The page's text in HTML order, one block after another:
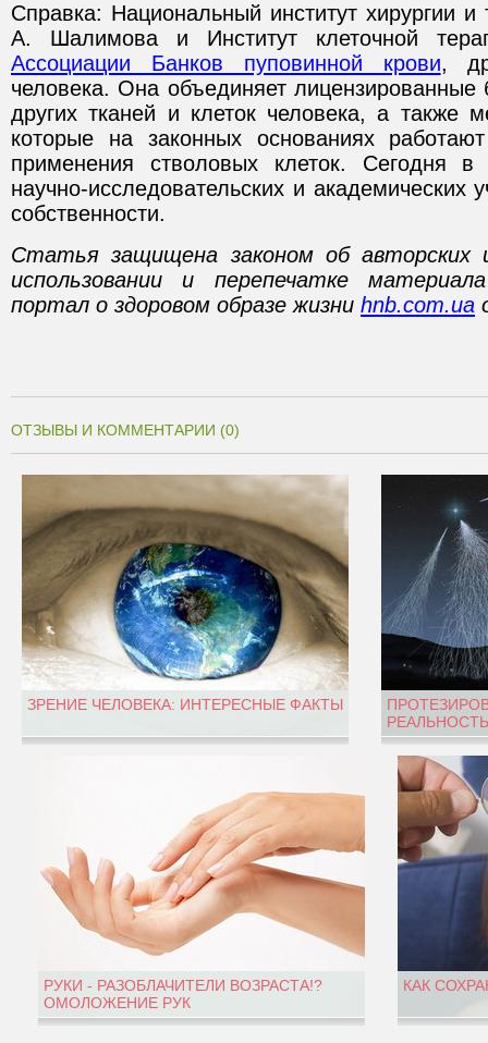
Справка: Национальный институт хирургии
А. Шалимова и Институт клеточной
Ассоциации Банков пуповинной крови,
человека. Она объединяет лицензированные
других тканей и клеток человека, а также
которые на законных основаниях
применения стволовых клеток. Сегодня
научно-исследовательских и
собственности.
Статья защищена законом об авторских
использовании и перепечатке
портал о здоровом образе жизни hnb.com.ua
ОТЗЫВЫ И КОММЕНТАРИИ (0)
ЗРЕНИЕ ЧЕЛОВЕКА: ИНТЕРЕСНЫЕ ФАКТЫ
РУКИ - РАЗОБЛАЧИТЕЛИ ВОЗРАСТА!?
ОМОЛОЖЕНИЕ РУК
КАК